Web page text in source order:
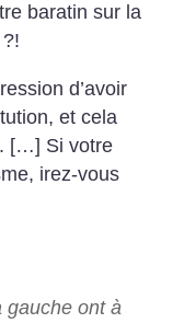
baratin sur la
?!
d’avoir
et cela
[…] Si votre
irez-vous
gauche ont à